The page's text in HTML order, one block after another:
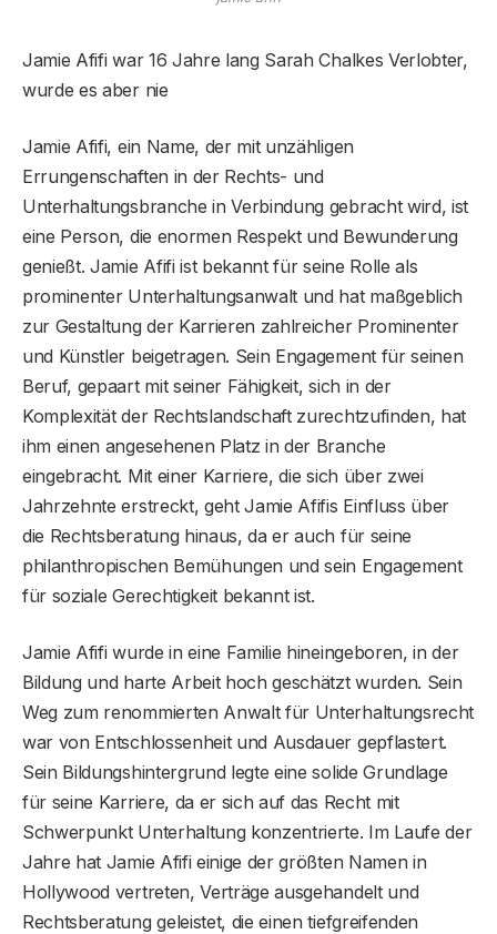
Jamie Afifi war 16 Jahre lang Sarah Chalkes Verlobter,
wurde es aber nie
Jamie Afifi, ein Name, der mit unzähligen
Errungenschaften in der Rechts- und
Unterhaltungsbranche in Verbindung gebracht wird, ist
eine Person, die enormen Respekt und Bewunderung
genießt. Jamie Afifi ist bekannt für seine Rolle als
prominenter Unterhaltungsanwalt und hat maßgeblich
zur Gestaltung der Karrieren zahlreicher Prominenter
und Künstler beigetragen. Sein Engagement für seinen
Beruf, gepaart mit seiner Fähigkeit, sich in der
Komplexität der Rechtslandschaft zurechtzufinden, hat
ihm einen angesehenen Platz in der Branche
eingebracht. Mit einer Karriere, die sich über zwei
Jahrzehnte erstreckt, geht Jamie Afifis Einfluss über
die Rechtsberatung hinaus, da er auch für seine
philanthropischen Bemühungen und sein Engagement
für soziale Gerechtigkeit bekannt ist.
Jamie Afifi wurde in eine Familie hineingeboren, in der
Bildung und harte Arbeit hoch geschätzt wurden. Sein
Weg zum renommierten Anwalt für Unterhaltungsrecht
war von Entschlossenheit und Ausdauer gepflastert.
Sein Bildungshintergrund legte eine solide Grundlage
für seine Karriere, da er sich auf das Recht mit
Schwerpunkt Unterhaltung konzentrierte. Im Laufe der
Jahre hat Jamie Afifi einige der größten Namen in
Hollywood vertreten, Verträge ausgehandelt und
Rechtsberatung geleistet, die einen tiefgreifenden